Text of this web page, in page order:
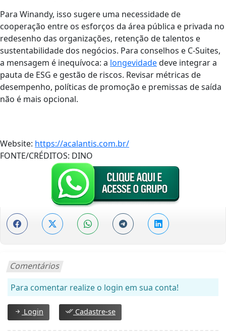
Para Winandy, isso sugere uma necessidade de
cooperação entre os esforços da área pública e privada no
redesenho das organizações, retenção de talentos e
sustentabilidade dos negócios. Para conselhos e C-Suites,
a mensagem é inequívoca: a longevidadedeve integrar a
pauta de ESG e gestão de riscos. Revisar métricas de
desempenho, políticas de promoção e premissas de saída
não é mais opcional.
Website: https://acalantis.com.br/
FONTE/CRÉDITOS: DINO
Comentários
Para comentar realize o login em sua conta!
Login Cadastre-se